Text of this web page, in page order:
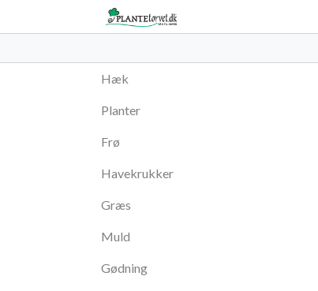
Hæk
Planter
Frø
Havekrukker
Græs
Muld
Gødning